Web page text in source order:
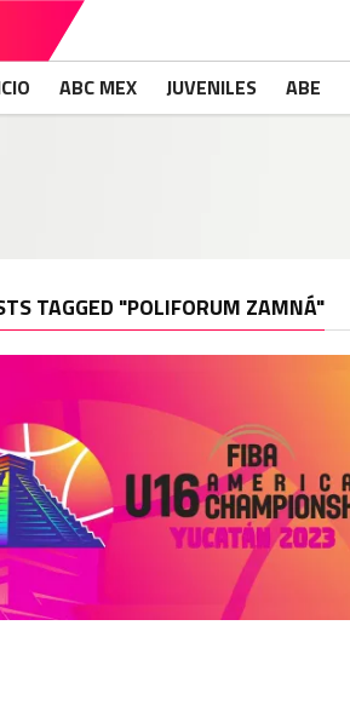
ABC MEX JUVENILES ABE
TAGGED "POLIFORUM ZAMNÁ"